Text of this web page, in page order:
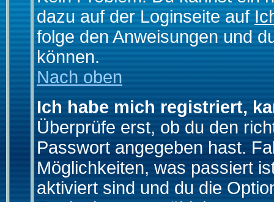
dazu auf der Loginseite auf
folge den Anweisungen und
können.
Nach oben
Ich habe mich registriert,
Überprüfe erst, ob du den
Passwort angegeben hast.
Möglichkeiten, was passiert
aktiviert sind und du die